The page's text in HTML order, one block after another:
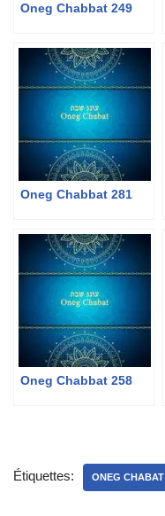
Oneg Chabbat 249
Oneg Chabbat 281
Oneg Chabbat 258
Étiquettes: ONEG CHABAT